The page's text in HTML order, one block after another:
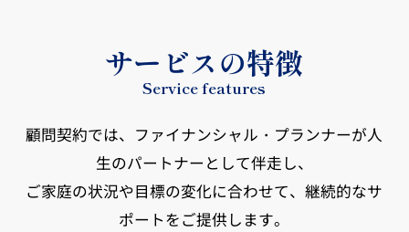
サービスの特徴
Service features
顧問契約では、ファイナンシャル・プランナーが人
生のパートナーとして伴走し、
ご家庭の状況や目標の変化に合わせて、継続的なサ
ポートをご提供します。